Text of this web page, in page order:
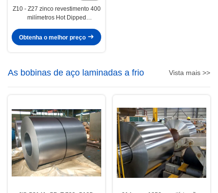
Z10 - Z27 zinco revestimento 400
milímetros Hot Dipped
carbono)
Obtenha o melhor preço
As bobinas de aço laminadas a frio Vista mais >>